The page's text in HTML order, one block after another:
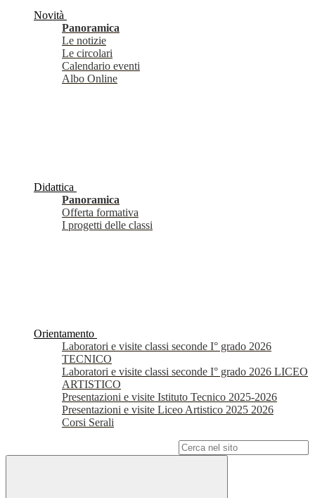
Novità
Panoramica
Le notizie
Le circolari
Calendario eventi
Albo Online
Didattica
Panoramica
Offerta formativa
I progetti delle classi
Orientamento
Laboratori e visite classi seconde I° grado 2026
TECNICO
Laboratori e visite classi seconde I° grado 2026 LICEO
ARTISTICO
Presentazioni e visite Istituto Tecnico 2025-2026
Presentazioni e visite Liceo Artistico 2025 2026
Corsi Serali